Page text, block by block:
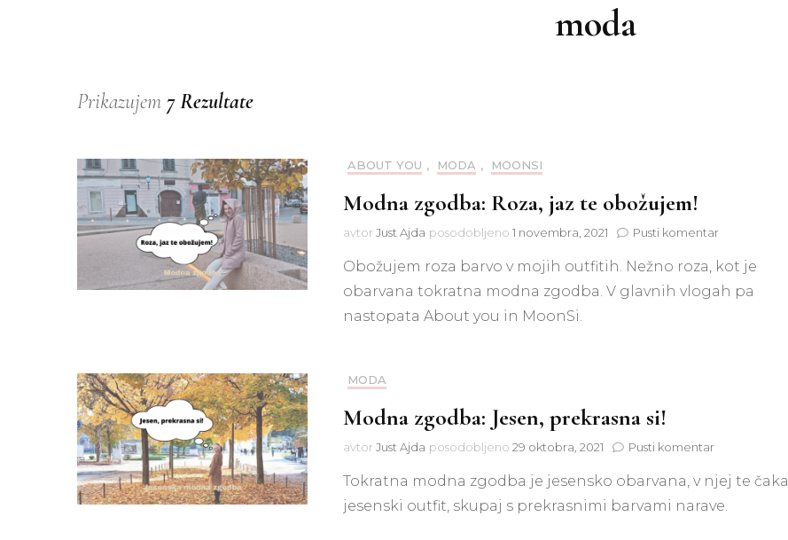
moda
Prikazujem 7 Rezultate
ABOUT YOU , MODA , MOONSI
Modna zgodba: Roza, jaz te obožujem!
avtor Just Ajda posodobljeno 1 novembra, 2021 Pusti komentarna
zgodba:
Roza,
Obožujem roza barvo v mojih outfitih. Nežno roza, kot je
obarvana tokratna modna zgodba. V glavnih vlogah pa
nastopata About you in MoonSi.
MODA
Modna zgodba: Jesen, prekrasna si!
avtor Just Ajda posodobljeno 29 oktobra, 2021 Pusti komentarna
zgodba:
Tokratna modna zgodba je jesensko obarvana, v njej te čaka
jesenski outfit, skupaj s prekrasnimi barvami narave.